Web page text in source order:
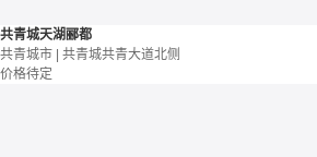
共青城天湖郦都
共青城市 | 共青城共青大道北侧
价格待定